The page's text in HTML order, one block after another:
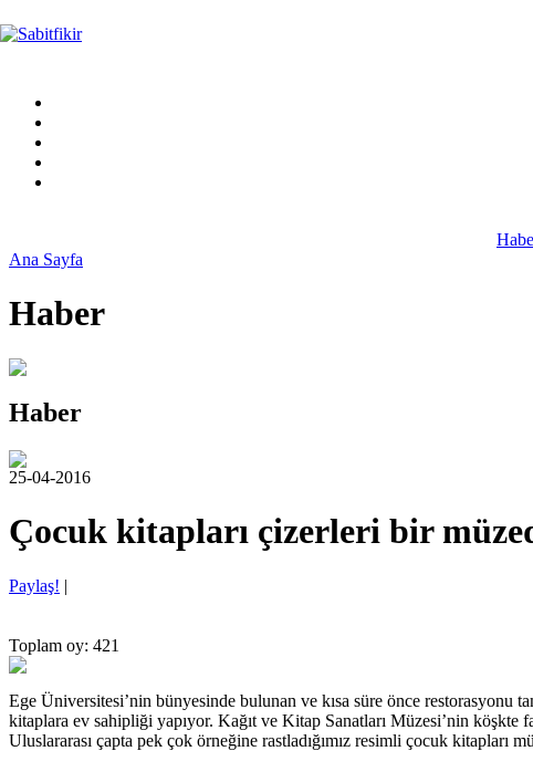
Ana Sayfa
Haber
Haber
25-04-2016
Çocuk kitapları çizerleri bir
Paylaş! |
Toplam oy: 421
Ege Üniversitesi’nin bünyesinde bulunan ve kısa süre önce restorasyonu
kitaplara ev sahipliği yapıyor. Kağıt ve Kitap Sanatları Müzesi’nin
Uluslararası çapta pek çok örneğine rastladığımız resimli çocuk